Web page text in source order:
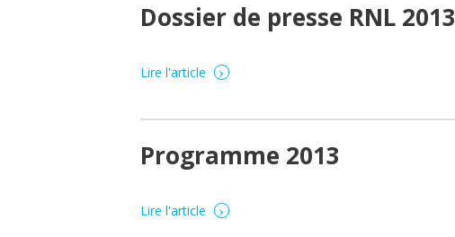
Dossier de presse RNL 2013
Lire l'article ›
Programme 2013
Lire l'article ›